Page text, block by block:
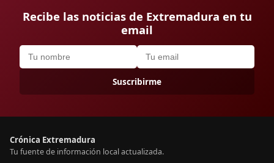
Recibe las noticias de Extremadura en tu
email
Suscribirme
Crónica Extremadura
Tu fuente de información local actualizada.